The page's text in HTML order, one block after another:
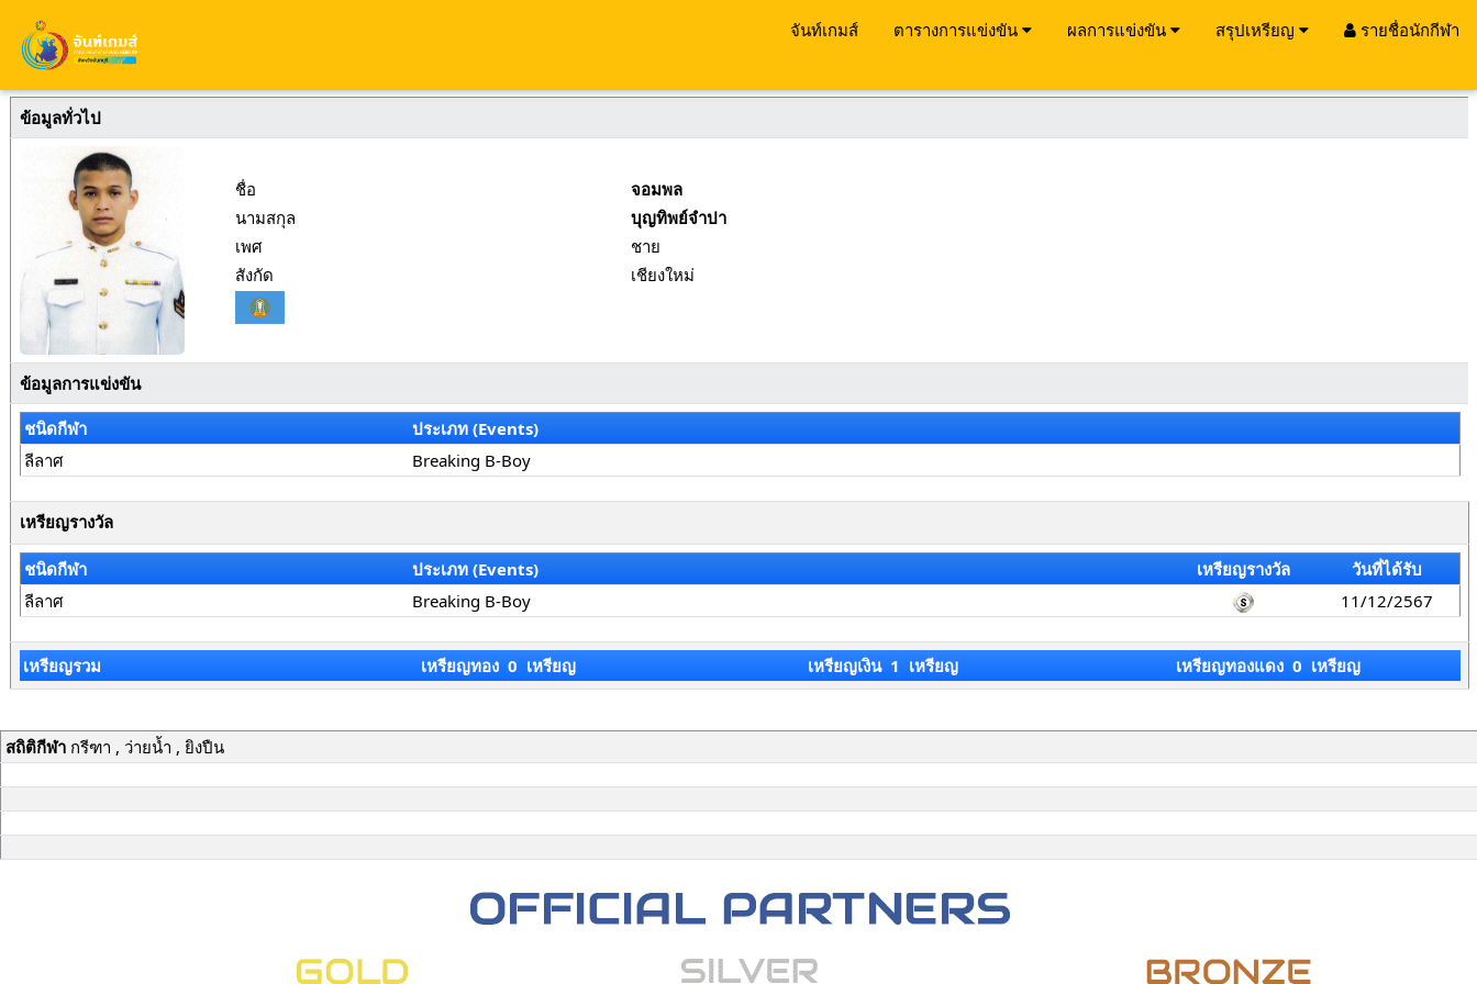
จันท์เกมส์ ตารางการแข่งขัน ผลการแข่งขัน สรุปเหรียญ รายชื่อนักกีฬา
ข้อมูลทั่วไป
ชื่อ
จอมพล
นามสกุล
บุญทิพย์จำปา
เพศ
ชาย
สังกัด
เชียงใหม่
ข้อมูลการแข่งขัน
ชนิดกีฬา
ประเภท (Events)
ลีลาศ
Breaking B-Boy
เหรียญรางวัล
ชนิดกีฬา ประเภท (Events) เหรียญรางวัล
วันที่ได้รับ
ลีลาศ
Breaking B-Boy 11/12/2567
เหรียญรวม เหรียญทอง 0 เหรียญ เหรียญเงิน 1 เหรียญ เหรียญทองแดง 0 เหรียญ
สถิติกีฬากรีฑา , ว่ายน้ำ , ยิงปืน